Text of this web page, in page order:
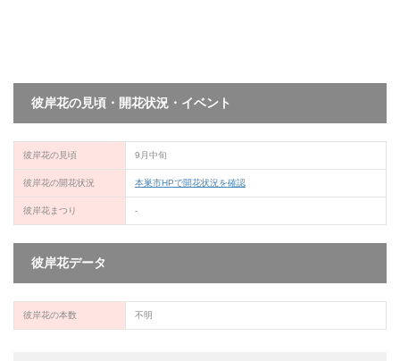
彼岸花の見頃・開花状況・イベント
彼岸花の見頃 9月中旬
彼岸花の開花状況 本巣市HPで開花状況を確認
彼岸花まつり -
彼岸花データ
彼岸花の本数 不明